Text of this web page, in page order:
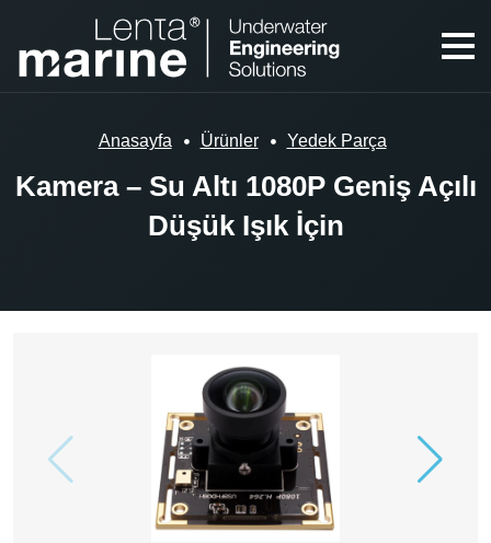
Anasayfa Ürünler Yedek Parça
Kamera – Su Altı 1080P Geniş Açılı
Düşük Işık İçin